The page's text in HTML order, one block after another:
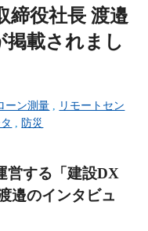
締役社長 渡邉
掲載されまし
ーン測量 , リモートセン
, 防災
営する「建設DX
邉のインタビュ